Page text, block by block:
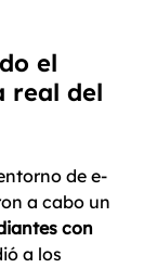
el
real del
de e-
a cabo un
con
a los